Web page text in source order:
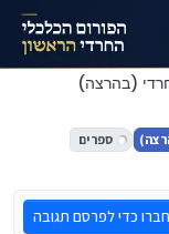
(בהרצה)
ספרים
כדי לפרסם תגובה